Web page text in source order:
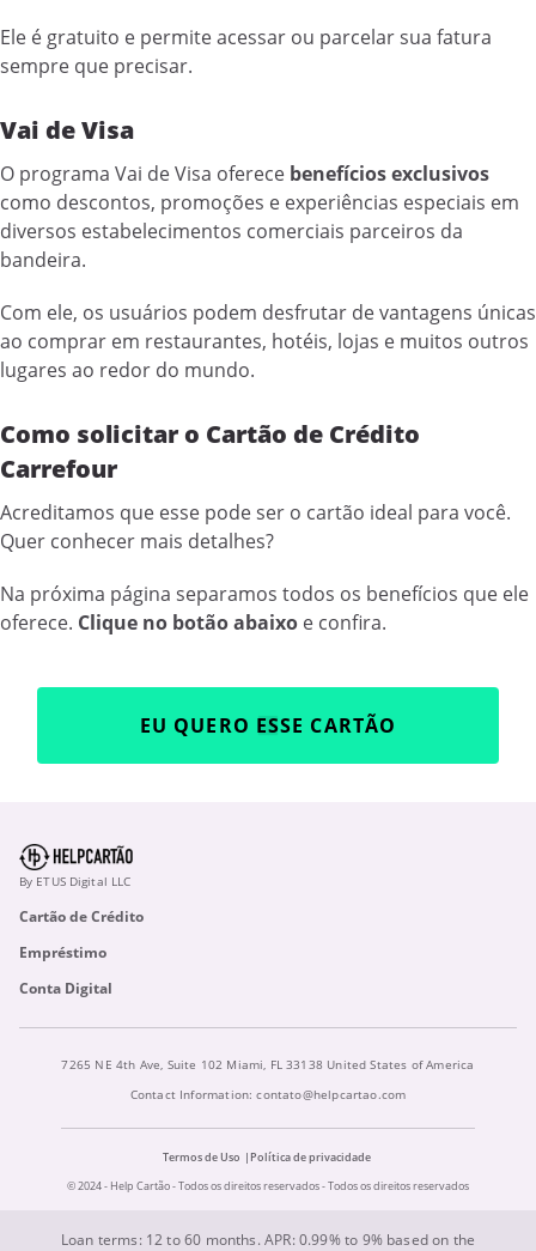
Ele é gratuito e permite acessar ou parcelar sua fatura
sempre que precisar.
Vai de Visa
O programa Vai de Visa oferece benefícios exclusivos
como descontos, promoções e experiências especiais em
diversos estabelecimentos comerciais parceiros da
bandeira.
Com ele, os usuários podem desfrutar de vantagens únicas
ao comprar em restaurantes, hotéis, lojas e muitos outros
lugares ao redor do mundo.
Como solicitar o Cartão de Crédito
Carrefour
Acreditamos que esse pode ser o cartão ideal para você.
Quer conhecer mais detalhes?
Na próxima página separamos todos os benefícios que ele
oferece. Clique no botão abaixo e confira.
EU QUERO ESSE CARTÃO
By ETUS Digital LLC
Cartão de Crédito
Empréstimo
Conta Digital
7265 NE 4th Ave, Suite 102 Miami, FL 33138 United States of America
Contact Information:contato@helpcartao.com
Termos de Uso
Política de privacidade
© 2024 - Help Cartão - Todos os direitos reservados - Todos os direitos reservados
Loan terms: 12 to 60 months. APR: 0.99% to 9% based on the